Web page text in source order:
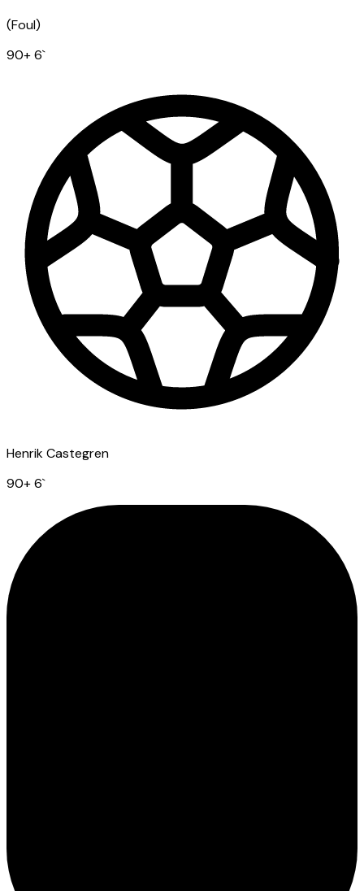
(Foul)
90+ 6`
Henrik Castegren
90+ 6`